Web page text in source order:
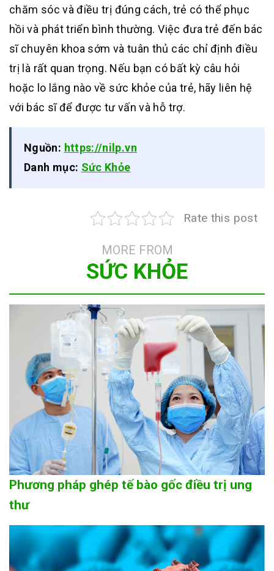
chăm sóc và điều trị đúng cách, trẻ có thể phục
hồi và phát triển bình thường. Việc đưa trẻ đến bác
sĩ chuyên khoa sớm và tuân thủ các chỉ định điều
trị là rất quan trọng. Nếu bạn có bất kỳ câu hỏi
hoặc lo lắng nào về sức khỏe của trẻ, hãy liên hệ
với bác sĩ để được tư vấn và hỗ trợ.
Nguồn: https://nilp.vn
Danh mục: Sức Khỏe
Rate this post
MORE FROM
SỨC KHỎE
Phương pháp ghép tế bào gốc điều trị ung
thư